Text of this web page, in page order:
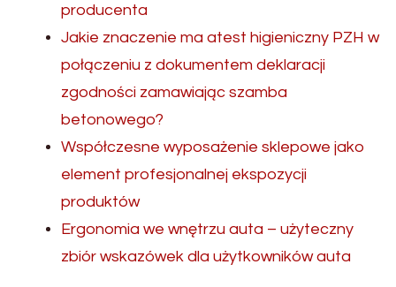
producenta
Jakie znaczenie ma atest higieniczny PZH w
połączeniu z dokumentem deklaracji
zgodności zamawiając szamba
betonowego?
Współczesne wyposażenie sklepowe jako
element profesjonalnej ekspozycji
produktów
Ergonomia we wnętrzu auta – użyteczny
zbiór wskazówek dla użytkowników auta